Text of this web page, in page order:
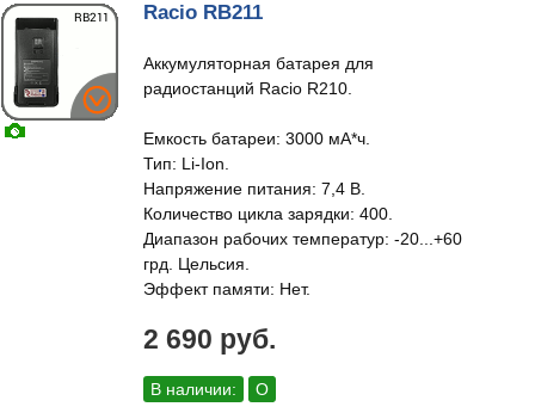
Racio RB211
Аккумуляторная батарея для
радиостанций Racio R210.
Емкость батареи: 3000 мА*ч.
Тип: Li-Ion.
Напряжение питания: 7,4 В.
Количество цикла зарядки: 400.
Диапазон рабочих температур: -20...+60
грд. Цельсия.
Эффект памяти: Нет.
2 690 руб.
В наличии: О